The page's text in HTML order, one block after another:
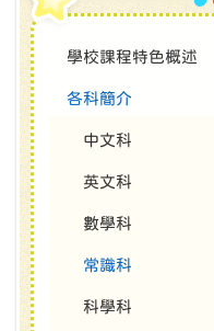
學校課程特色概述
各科簡介
中文科
英文科
數學科
常識科
科學科